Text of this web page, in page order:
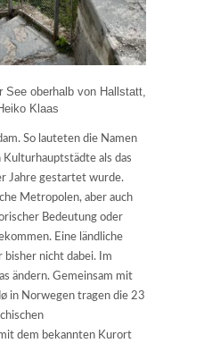
See oberhalb von Hallstatt,
Klaas
So lauteten die Namen
als das
Jahre gestartet wurde.
Metropolen, aber auch
Bedeutung oder
Eine ländliche
bisher nicht dabei. Im
ändern. Gemeinsam mit
in Norwegen tragen die 23
dem bekannten Kurort